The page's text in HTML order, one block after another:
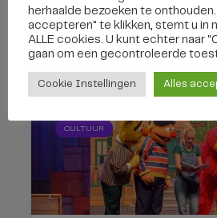
een rotstuin
CULTUUR
herhaalde bezoeken te
accepteren" te klikken, stemt u in
ALLE cookies. U kunt echter naar
gaan om een ​​gecontroleerde
Cookie Instellingen Alles